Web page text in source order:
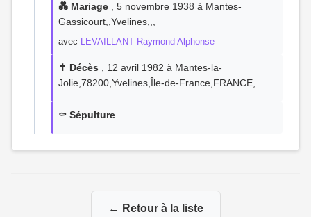
💑 Mariage , 5 novembre 1938 à Mantes-
Gassicourt,,Yvelines,,,
avec LEVAILLANT Raymond Alphonse
✝️ Décès , 12 avril 1982 à Mantes-la-
Jolie,78200,Yvelines,Île-de-France,FRANCE,
⚰️ Sépulture
← Retour à la liste